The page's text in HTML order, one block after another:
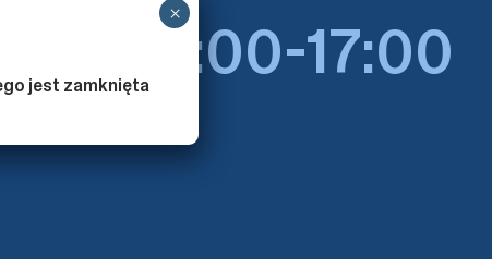
16:00-17:00
jest zamknięta
×